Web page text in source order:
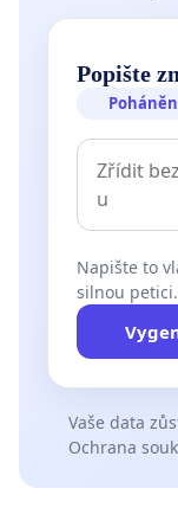
Popište
Napište to
silnou petici.
Vaše data
Ochrana